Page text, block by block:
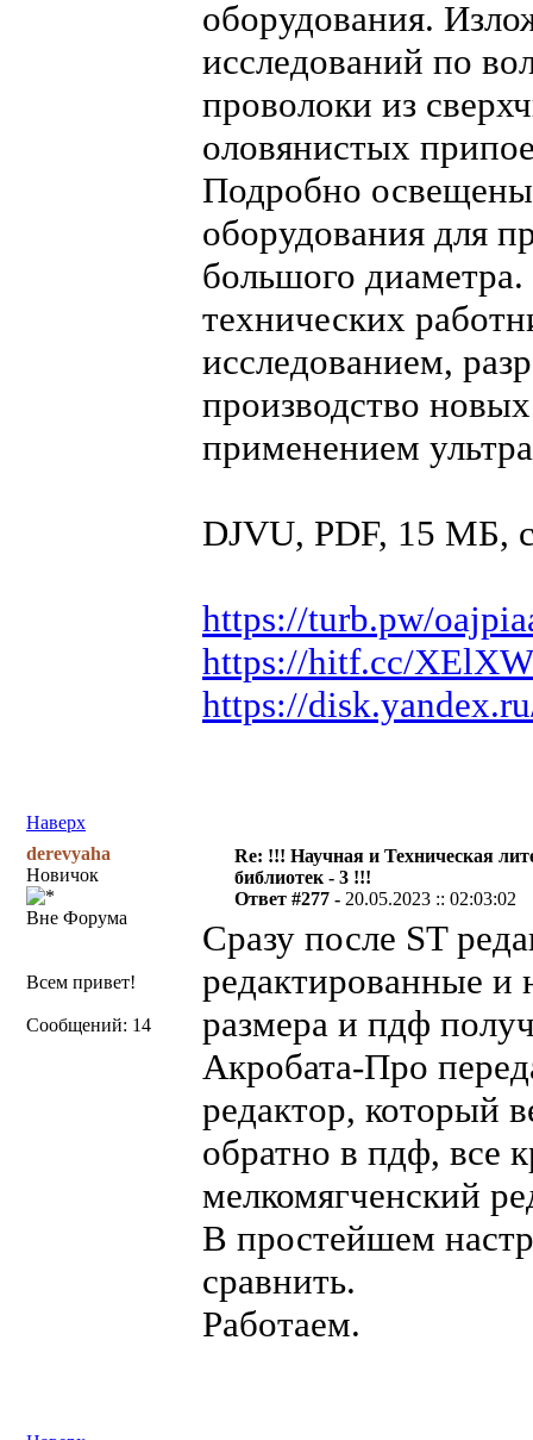
оборудования.
исследований по
проволоки из
оловянистых
Подробно
оборудования для
большого
технических
исследованием,
производство
применением
DJVU, PDF, 15 МБ,
https://turb.pw/
https://hitf.cc/
https://
Наверх
derevyaha
Новичок
Вне Форума
Всем привет!
Сообщений: 14
Re: !!! Научная и Техническая
библиотек - 3 !!!
Ответ #277 - 20.05.2023 :: 02:03:02
Сразу после ST
редактированные и
размера и пдф
Акробата-Про
редактор, который
обратно в пдф, все
мелкомягченский
В простейшем
сравнить.
Работаем.